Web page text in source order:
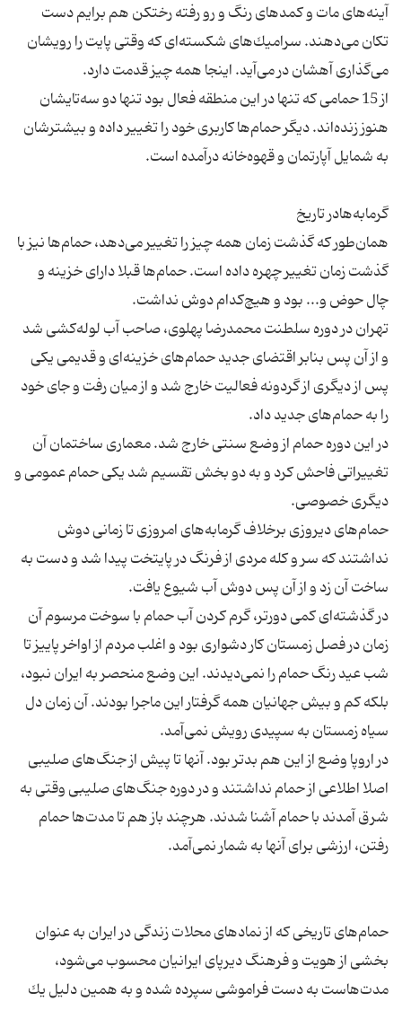
آینه‌های مات و كمدهای رنگ و رو رفته رختكن هم برایم دست
تكان می‌دهند. سرامیك‌های شكسته‌ای كه وقتی پایت را رویشان
از 15 حمامی كه تنها در این منطقه فعال بود تنها دو سه‌تایشان
هنوز زنده‌اند. دیگر حمام‌ها كاربری خود را تغییر داده‌ و بیشترشان
همان‌طور كه گذشت زمان همه چیز را تغییر می‌دهد، حمام‌ها نیز با
گذشت زمان تغییر چهره داده‌ است. حمام‌ها قبلا دارای خزینه و
تهران در دوره سلطنت محمدرضا پهلوی، صاحب آب لوله‌كشی شد
و از آن پس بنابر اقتضای جدید حمام‌های خزینه‌ای و قدیمی یكی
پس از دیگری از گردونه فعالیت خارج شد و از میان رفت و جای خود
در این دوره حمام از وضع سنتی خارج شد. معماری ساختمان آن
تغییراتی فاحش كرد و به دو بخش تقسیم شد یكی حمام عمومی و
حمام‌های دیروزی برخلاف گرمابه‌های امروزی تا زمانی دوش
نداشتند كه سر و كله مردی از فرنگ در پایتخت پیدا شد و دست به
در گذشته‌ای كمی دورتر، گرم كردن آب حمام با سوخت مرسوم آن
زمان در فصل زمستان كار دشواری بود و اغلب مردم از اواخر پاییز تا
شب عید رنگ حمام را نمی‌دیدند. این وضع منحصر به ایران نبود،
بلكه كم و بیش جهانیان همه گرفتار این ماجرا بودند. آن زمان دل
در اروپا وضع از این هم بدتر بود. آنها تا پیش از جنگ‌های صلیبی
اصلا اطلاعی از حمام نداشتند و در دوره جنگ‌های صلیبی وقتی به
شرق آمدند با حمام آشنا شدند. هرچند باز هم تا مدت‌ها حمام
حمام‌های تاریخی كه از نمادهای محلات زندگی در ایران به عنوان
بخشی از هویت و فرهنگ دیرپای ایرانیان محسوب می‌شود،
مدت‌هاست به دست فراموشی سپرده شده و به همین دلیل یك